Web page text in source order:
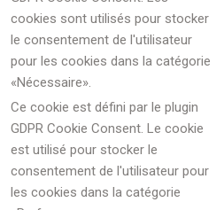
cookies sont utilisés pour stocker
le consentement de l'utilisateur
pour les cookies dans la catégorie
«Nécessaire».
Ce cookie est défini par le plugin
GDPR Cookie Consent. Le cookie
est utilisé pour stocker le
consentement de l'utilisateur pour
les cookies dans la catégorie